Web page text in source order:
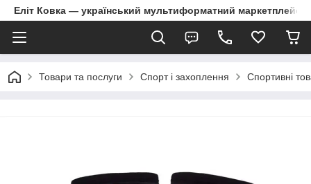
Еліт Ковка — український мультиформатний маркетплейс
Товари та послуги Спорт і захоплення Спортивні